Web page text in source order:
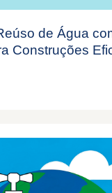
de Água
Construções